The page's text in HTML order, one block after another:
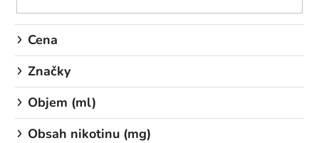
o
d
k
ů
Cena
Značky
Objem (ml)
Obsah nikotinu (mg)